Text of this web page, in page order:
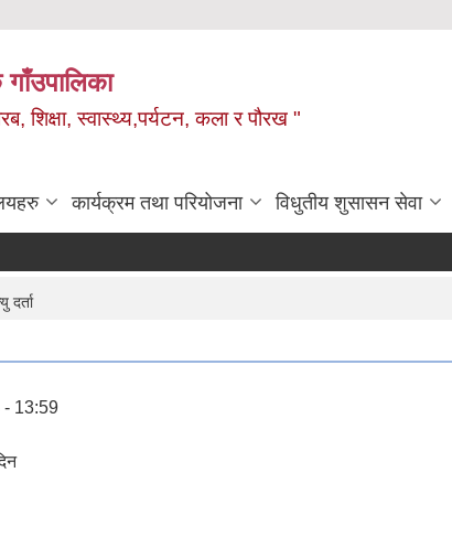
शिक्षा, स्वास्थ्य,पर्यटन, कला र पौरख "
कार्यक्रम तथा परियोजना विधुतीय शुसासन सेवा
दर्ता
- 13:59